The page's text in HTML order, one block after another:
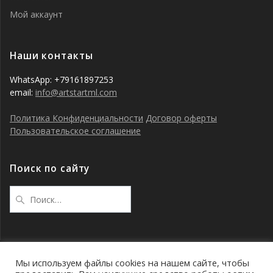
Мой аккаунт
Наши контакты
WhatsApp: +79161897253
email: info@artstartml.com
Политика Конфиденциальности Договор оферты
Пользовательское соглашение
Поиск по сайту
Мы используем файлы cookies на нашем сайте, чтобы